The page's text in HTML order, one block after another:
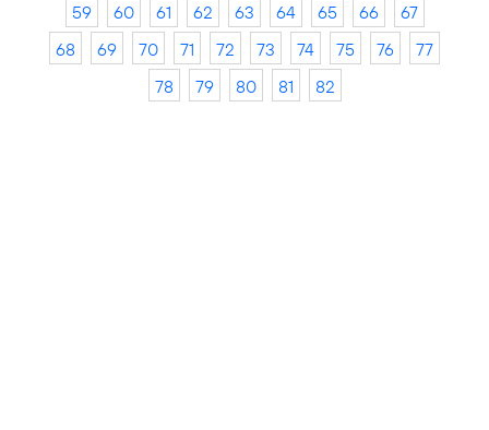
59
60 61 62 63 64 65 66
67
68
69 70 71 72 73 74 75 76
77
78
79 80 81 82